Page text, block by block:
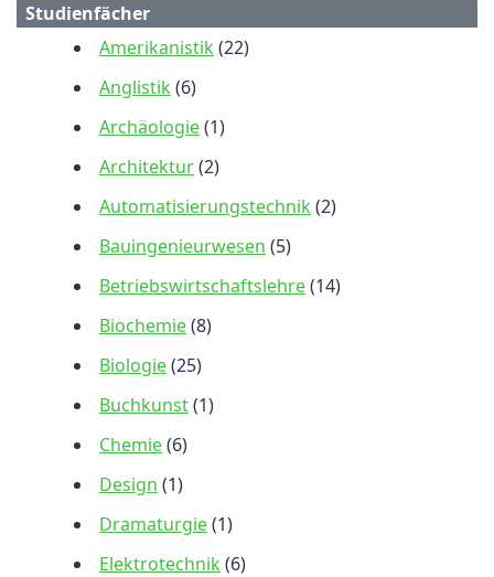
Studienfächer
Amerikanistik (22)
Anglistik (6)
Archäologie(1)
Architektur(2)
Automatisierungstechnik (2)
Bauingenieurwesen (5)
Betriebswirtschaftslehre(14)
Biochemie(8)
Biologie(25)
Buchkunst(1)
Chemie(6)
Design (1)
Dramaturgie(1)
Elektrotechnik (6)